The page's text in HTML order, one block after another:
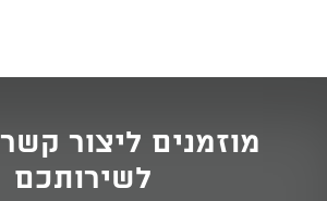
מוזמנים ליצור
לשירותכם